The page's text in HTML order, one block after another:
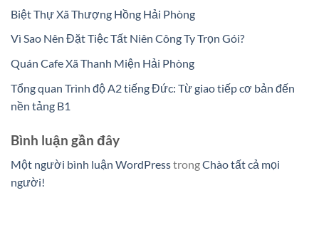
Biệt Thự Xã Thượng Hồng Hải Phòng
Vì Sao Nên Đặt Tiệc Tất Niên Công Ty Trọn Gói?
Quán Cafe Xã Thanh Miện Hải Phòng
Tổng quan Trình độ A2 tiếng Đức: Từ giao tiếp cơ bản đến
nền tảng B1
Bình luận gần đây
Một người bình luận WordPresstrongChào tất cả mọi
người!